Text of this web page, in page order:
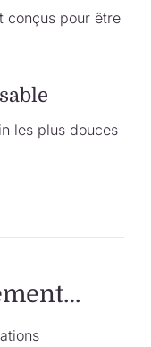
conçus pour être
les plus douces